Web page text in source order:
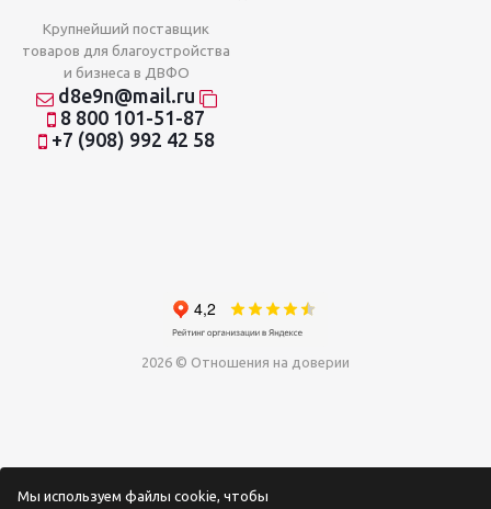
Крупнейший поставщик
товаров для благоустройства
и бизнеса в ДВФО
d8e9n@mail.ru
8 800 101-51-87
+7 (908) 992 42 58
2026 © Отношения на доверии
Мы используем файлы cookie, чтобы